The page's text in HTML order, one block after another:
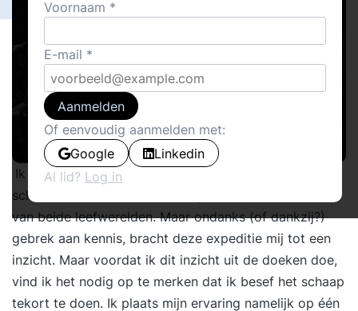
Ik heb me begeven in de wereld van de paarden en
schapen. Ik wist en weet weinig van beide dieren en
van beide leefwerelden. Maar ondanks (of dankzij?)
gebrek aan kennis, bracht deze expeditie mij tot een
inzicht. Maar voordat ik dit inzicht uit de doeken doe,
vind ik het nodig op te merken dat ik besef het schaap
tekort te doen. Ik plaats mijn ervaring namelijk op één
Voornaam
E-mail
Aanmelden
Of eenvoudig aanmelden met:
Google
Linkedin
Al lid? Log in